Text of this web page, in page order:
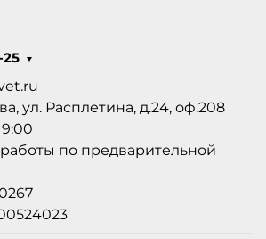
25
ул. Расплетина, д.24, оф.208
по предварительной